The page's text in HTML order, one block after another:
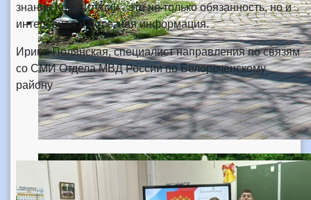
знание Конституции - это не только обязанность, но и
интересная и полезная информация.
Ирина Полянская, специалист направления по связям
со СМИ Отдела МВД России по Белореченскому
району